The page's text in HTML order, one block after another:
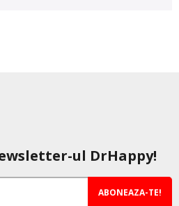
ul DrHappy!
ABONEAZA-TE!